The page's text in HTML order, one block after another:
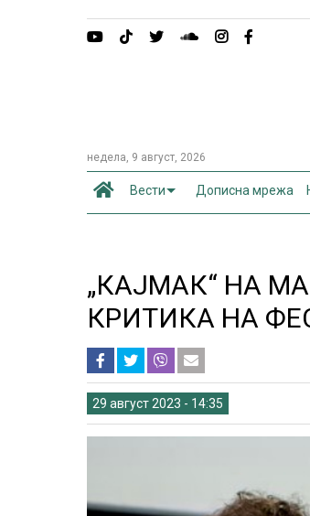
недела, 9 август, 2026
Вести Дописна мрежа
„КАЈМАК“ НА
КРИТИКА НА
29 август 2023 - 14:35